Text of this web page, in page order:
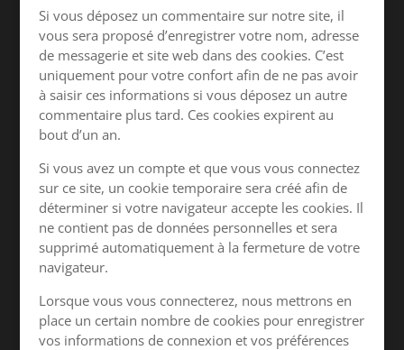
Si vous déposez un commentaire sur notre site, il
vous sera proposé d’enregistrer votre nom, adresse
de messagerie et site web dans des cookies. C’est
uniquement pour votre confort afin de ne pas avoir
à saisir ces informations si vous déposez un autre
commentaire plus tard. Ces cookies expirent au
bout d’un an.
Si vous avez un compte et que vous vous connectez
sur ce site, un cookie temporaire sera créé afin de
déterminer si votre navigateur accepte les cookies. Il
ne contient pas de données personnelles et sera
supprimé automatiquement à la fermeture de votre
navigateur.
Lorsque vous vous connecterez, nous mettrons en
place un certain nombre de cookies pour enregistrer
vos informations de connexion et vos préférences